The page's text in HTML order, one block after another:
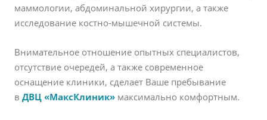
маммологии, абдоминальной хирургии, а также
исследование костно-мышечной системы.
Внимательное отношение опытных специалистов,
отсутствие очередей, а также современное
оснащение клиники, сделает Ваше пребывание
в ДВЦ «МаксКлиник» максимально комфортным.